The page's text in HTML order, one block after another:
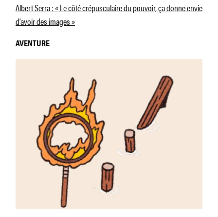
Albert Serra : « Le côté crépusculaire du pouvoir, ça donne envie
d’avoir des images »
AVENTURE